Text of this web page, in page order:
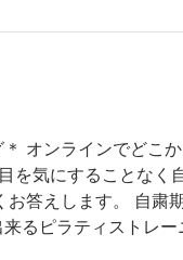
オンラインでどこ
を気にすることなく
答えします。 自粛
るピラティストレ